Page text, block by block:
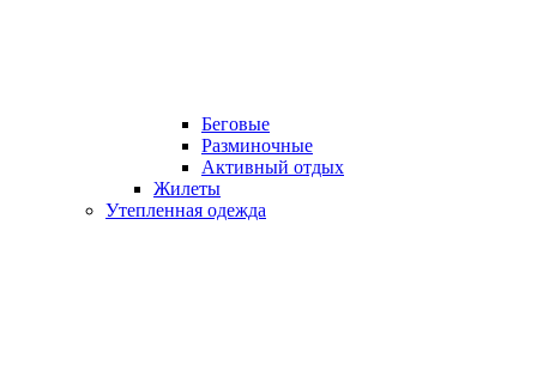
Беговые
Разминочные
Активный отдых
Жилеты
Утепленная одежда